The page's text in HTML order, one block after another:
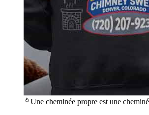
Une cheminée propre est une